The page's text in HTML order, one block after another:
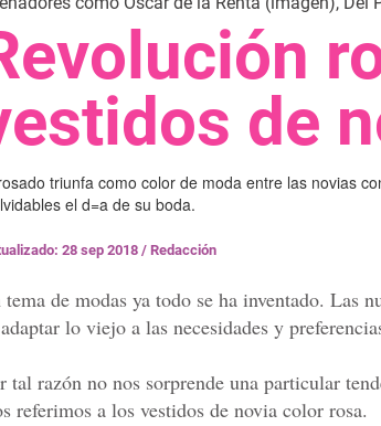
de
triunfa como color de moda entre las novias
el d=a de su boda.
28 sep 2018 / Redacción
tema de modas ya todo se ha inventado. Las
lo viejo a las necesidades y
tal razón no nos sorprende una particular
referimos a los vestidos de novia color rosa.